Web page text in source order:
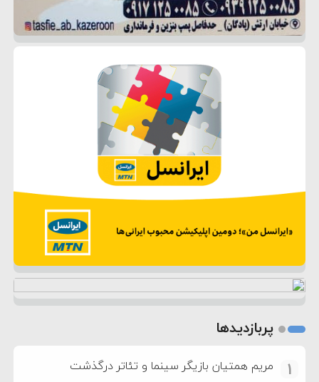
پربازدیدها
1 مریم همتیان بازیگر سینما و تئاتر درگذشت